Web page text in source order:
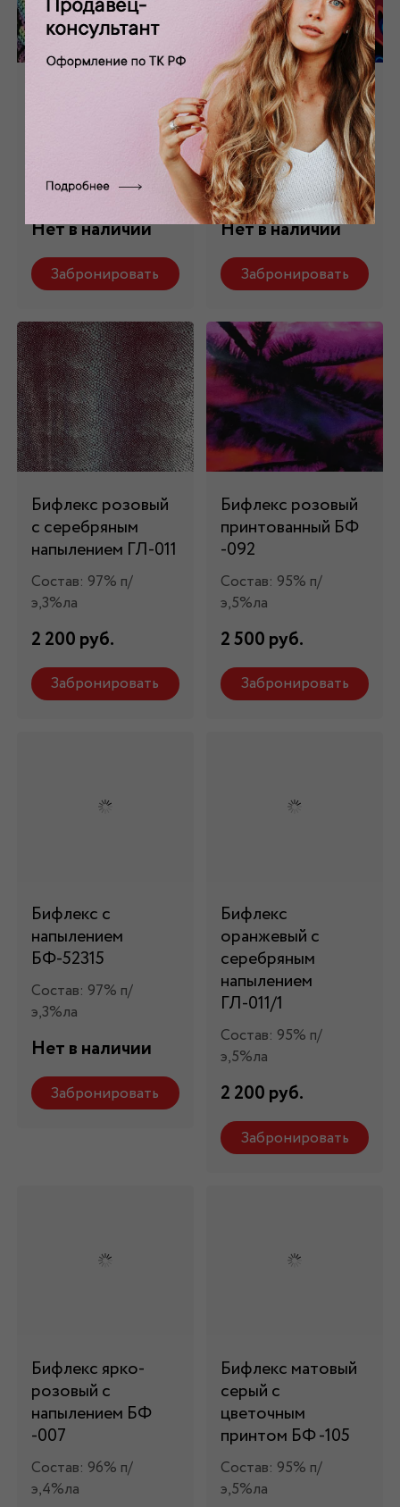
э,5%ла
Нет в наличии
Забронировать
Бифлекс матовый
принтованный
БФ-011/2
Состав: 95% п/
э,5%ла
Нет в наличии
Забронировать
Бифлекс розовый
с серебряным
напылением ГЛ-011
Состав: 97% п/
э,3%ла
2 200 руб.
Забронировать
Бифлекс розовый
принтованный БФ
-092
Состав: 95% п/
э,5%ла
2 500 руб.
Забронировать
Бифлекс с
напылением
БФ-52315
Состав: 97% п/
э,3%ла
Нет в наличии
Забронировать
Бифлекс
оранжевый с
серебряным
напылением
ГЛ-011/1
Состав: 95% п/
э,5%ла
2 200 руб.
Забронировать
Бифлекс ярко-
розовый с
напылением БФ
-007
Состав: 96% п/
э,4%ла
Бифлекс матовый
серый с
цветочным
принтом БФ -105
Состав: 95% п/
э,5%ла